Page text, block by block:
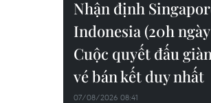
Nhận định
Indonesia (20h
Cuộc quyết đấu
vé bán kết duy nhất
07/08/2026 08:41